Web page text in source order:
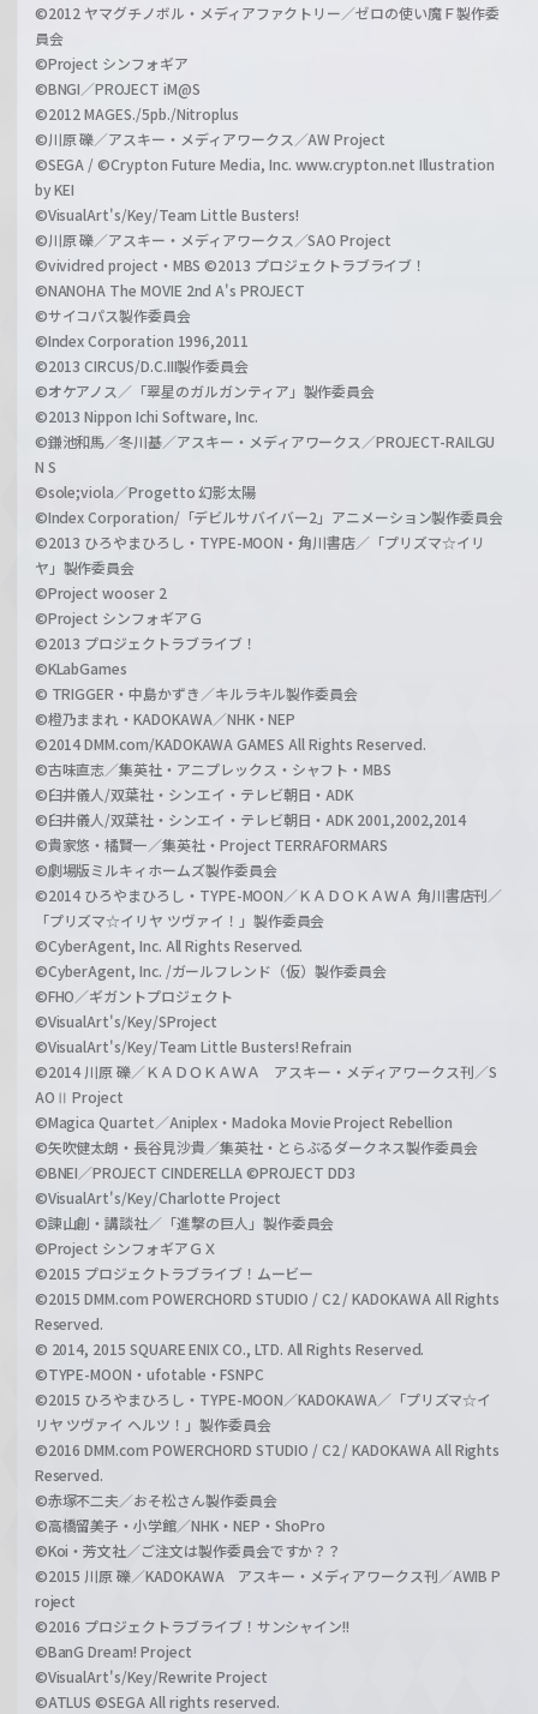
©2012 ヤマグチノボル・メディアファクトリー／ゼロの使い魔Ｆ製作委
員会
©Project シンフォギア
©BNGI／PROJECT iM@S
©2012 MAGES./5pb./Nitroplus
©川原 礫／アスキー・メディアワークス／AW Project
©SEGA / ©Crypton Future Media, Inc. www.crypton.net Illustration
by KEI
©VisualArt's/Key/Team Little Busters!
©川原 礫／アスキー・メディアワークス／SAO Project
©vividred project・MBS ©2013 プロジェクトラブライブ！
©NANOHA The MOVIE 2nd A's PROJECT
©サイコパス製作委員会
©Index Corporation 1996,2011
©2013 CIRCUS/D.C.III製作委員会
©オケアノス／「翠星のガルガンティア」製作委員会
©2013 Nippon Ichi Software, Inc.
©鎌池和馬／冬川基／アスキー・メディアワークス／PROJECT-RAILGU
N S
©sole;viola／Progetto 幻影太陽
©Index Corporation/「デビルサバイバー2」アニメーション製作委員会
©2013 ひろやまひろし・TYPE-MOON・角川書店／「プリズマ☆イリ
ヤ」製作委員会
©Project wooser 2
©Project シンフォギアＧ
©2013 プロジェクトラブライブ！
©KLabGames
© TRIGGER・中島かずき／キルラキル製作委員会
©橙乃ままれ・KADOKAWA／NHK・NEP
©2014 DMM.com/KADOKAWA GAMES All Rights Reserved.
©古味直志／集英社・アニプレックス・シャフト・MBS
©臼井儀人/双葉社・シンエイ・テレビ朝日・ADK
©臼井儀人/双葉社・シンエイ・テレビ朝日・ADK 2001,2002,2014
©貴家悠・橘賢一／集英社・Project TERRAFORMARS
©劇場版ミルキィホームズ製作委員会
©2014 ひろやまひろし・TYPE-MOON／ＫＡＤＯＫＡＷＡ 角川書店刊／
「プリズマ☆イリヤ ツヴァイ！」製作委員会
©CyberAgent, Inc. All Rights Reserved.
©CyberAgent, Inc. /ガールフレンド（仮）製作委員会
©FHO／ギガントプロジェクト
©VisualArt's/Key/SProject
©VisualArt's/Key/Team Little Busters! Refrain
©2014 川原 礫／ＫＡＤＯＫＡＷＡ アスキー・メディアワークス刊／S
AOⅡ Project
©Magica Quartet／Aniplex・Madoka Movie Project Rebellion
©矢吹健太朗・長谷見沙貴／集英社・とらぶるダークネス製作委員会
©BNEI／PROJECT CINDERELLA ©PROJECT DD3
©VisualArt's/Key/Charlotte Project
©諫山創・講談社／「進撃の巨人」製作委員会
©Project シンフォギアＧＸ
©2015 プロジェクトラブライブ！ムービー
©2015 DMM.com POWERCHORD STUDIO / C2 / KADOKAWA All Rights
Reserved.
© 2014, 2015 SQUARE ENIX CO., LTD. All Rights Reserved.
©TYPE-MOON・ufotable・FSNPC
©2015 ひろやまひろし・TYPE-MOON／KADOKAWA／「プリズマ☆イ
リヤ ツヴァイ ヘルツ！」製作委員会
©2016 DMM.com POWERCHORD STUDIO / C2 / KADOKAWA All Rights
Reserved.
©赤塚不二夫／おそ松さん製作委員会
©高橋留美子・小学館／NHK・NEP・ShoPro
©Koi・芳文社／ご注文は製作委員会ですか？？
©2015 川原 礫／KADOKAWA アスキー・メディアワークス刊／AWIB P
roject
©2016 プロジェクトラブライブ！サンシャイン!!
©BanG Dream! Project
©VisualArt's/Key/Rewrite Project
©ATLUS ©SEGA All rights reserved.